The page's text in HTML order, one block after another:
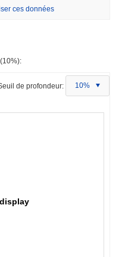
ces données
de profondeur: 10%